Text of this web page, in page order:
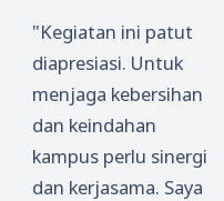
Bedah
Buku
Tentan
Jenar
"Kegiatan ini patut
diapresiasi. Untuk
menjaga kebersihan
dan keindahan
kampus perlu sinergi
dan kerjasama. Saya